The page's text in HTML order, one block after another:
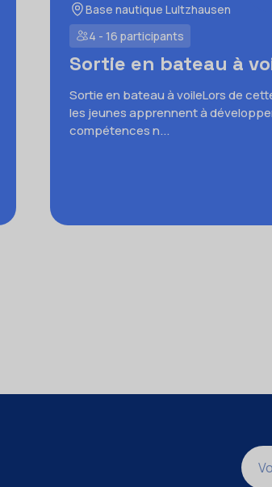
Base nautique Lultzhausen
4 - 16 participants
Sortie en bateau à
Sortie en bateau à voileLors de
les jeunes apprennent à
compétences n...
Nom